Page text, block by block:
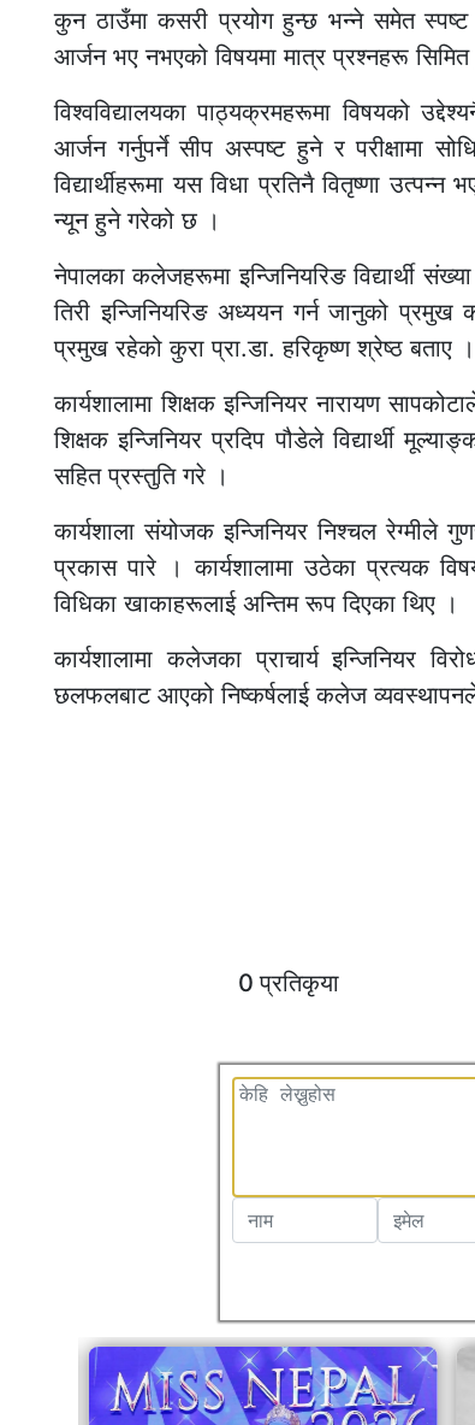
कुन ठाउँमा कसरी प्रयोग हुन्छ भन्ने समेत स्पष्ट
आर्जन भए नभएको विषयमा मात्र प्रश्नहरू सिमित
विश्वविद्यालयका पाठ्यक्रमहरूमा विषयको
आर्जन गर्नुपर्ने सीप अस्पष्ट हुने र परीक्षामा
विद्यार्थीहरूमा यस विधा प्रतिनै वितृष्णा उत्पन्न
न्यून हुने गरेको छ ।
नेपालका कलेजहरूमा इन्जिनियरिङ विद्यार्थी
तिरी इन्जिनियरिङ अध्ययन गर्न जानुको प्रमुख
प्रमुख रहेको कुरा प्रा.डा. हरिकृष्ण श्रेष्ठ बताए ।
कार्यशालामा शिक्षक इन्जिनियर नारायण
शिक्षक इन्जिनियर प्रदिप पौडेले विद्यार्थी
सहित प्रस्तुति गरे ।
कार्यशाला संयोजक इन्जिनियर निश्चल रेग्मीले
प्रकास पारे । कार्यशालामा उठेका प्रत्यक
विधिका खाकाहरूलाई अन्तिम रूप दिएका थिए ।
कार्यशालामा कलेजका प्राचार्य इन्जिनियर
छलफलबाट आएको निष्कर्षलाई कलेज व्यवस्थापनले
0 प्रतिकृया